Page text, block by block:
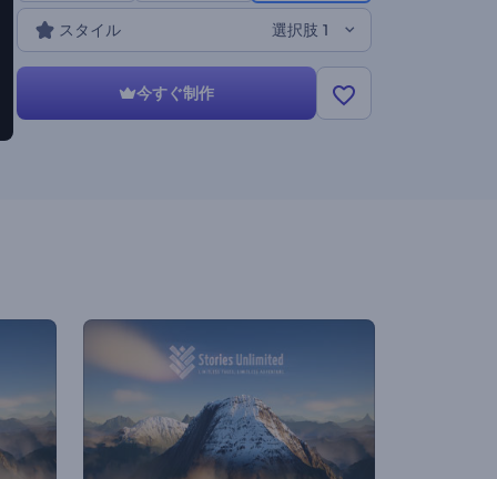
スタイル 選択肢 1
今すぐ制作